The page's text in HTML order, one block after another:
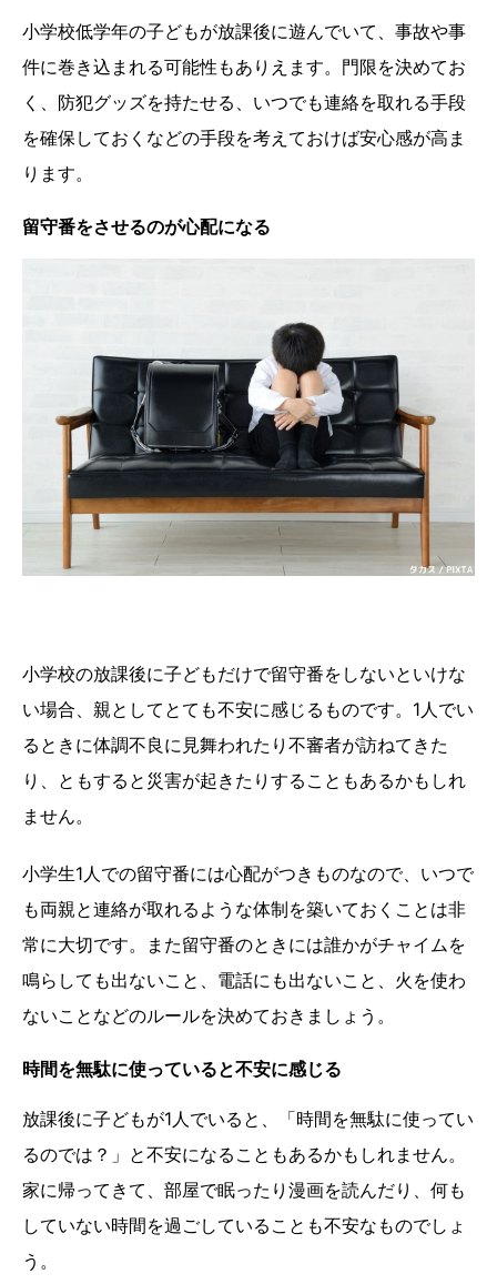
小学校低学年の子どもが放課後に遊んでいて、事故や事
件に巻き込まれる可能性もありえます。門限を決めてお
く、防犯グッズを持たせる、いつでも連絡を取れる手段
を確保しておくなどの手段を考えておけば安心感が高ま
ります。
留守番をさせるのが心配になる
小学校の放課後に子どもだけで留守番をしないといけな
い場合、親としてとても不安に感じるものです。1人でい
るときに体調不良に見舞われたり不審者が訪ねてきた
り、ともすると災害が起きたりすることもあるかもしれ
ません。
小学生1人での留守番には心配がつきものなので、いつで
も両親と連絡が取れるような体制を築いておくことは非
常に大切です。また留守番のときには誰かがチャイムを
鳴らしても出ないこと、電話にも出ないこと、火を使わ
ないことなどのルールを決めておきましょう。
時間を無駄に使っていると不安に感じる
放課後に子どもが1人でいると、「時間を無駄に使ってい
るのでは？」と不安になることもあるかもしれません。
家に帰ってきて、部屋で眠ったり漫画を読んだり、何も
していない時間を過ごしていることも不安なものでしょ
う。